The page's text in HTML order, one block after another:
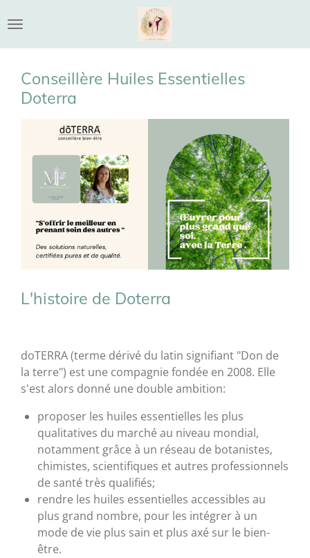
au
contenu
Conseillère Huiles Essentielles
Doterra
L'histoire de Doterra
doTERRA (terme dérivé du latin signifiant "Don de
la terre") est une compagnie fondée en 2008. Elle
s'est alors donné une double ambition:
proposer les huiles essentielles les plus
qualitatives du marché au niveau mondial,
notamment grâce à un réseau de botanistes,
chimistes, scientifiques et autres professionnels
de santé très qualifiés;
rendre les huiles essentielles accessibles au
plus grand nombre, pour les intégrer à un
mode de vie plus sain et plus axé sur le bien-
être.